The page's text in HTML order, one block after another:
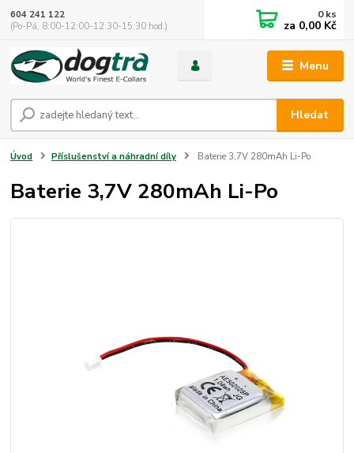
Menu
Hledat
604 241 122
(Po-Pá, 8:00-12:00-12:30-15:30 hod.)
0ks
za 0,00 Kč
Úvod Příslušenství a náhradní díly Baterie 3,7V 280mAh Li-Po
Baterie 3,7V 280mAh Li-Po